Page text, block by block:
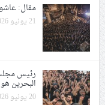
مقال:
21 يونيو 2026
البحرين
20 يونيو 2026